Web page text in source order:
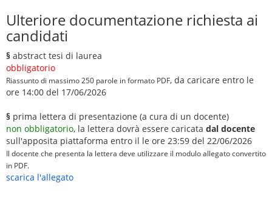
Ulteriore documentazione richiesta ai
candidati
§ abstract tesi di laurea
obbligatorio
Riassunto di massimo 250 parole in formato PDF, da caricare entro le
ore 14:00 del 17/06/2026
§ prima lettera di presentazione (a cura di un docente)
non obbligatorio, la lettera dovrà essere caricata dal docente
sull'apposita piattaforma entro il le ore 23:59 del 22/06/2026
Il docente che presenta la lettera deve utilizzare il modulo allegato convertito
in PDF.
scarica l'allegato